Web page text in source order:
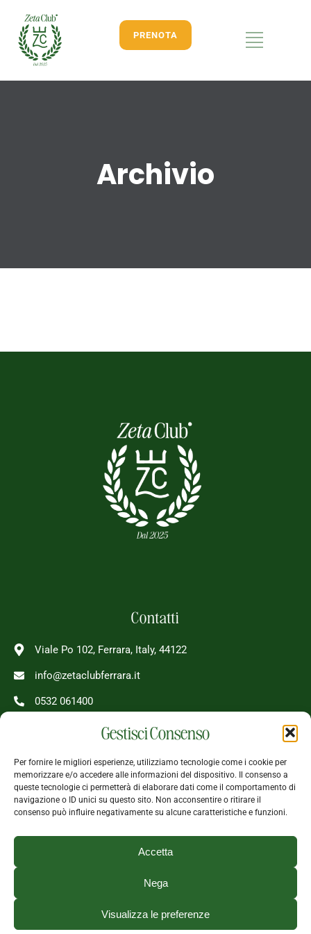
Gestisci Consenso
Per fornire le migliori esperienze, utilizziamo tecnologie come i cookie per
memorizzare e/o accedere alle informazioni del dispositivo. Il consenso a
queste tecnologie ci permetterà di elaborare dati come il comportamento di
navigazione o ID unici su questo sito. Non acconsentire o ritirare il
consenso può influire negativamente su alcune caratteristiche e funzioni.
Accetta
Nega
Visualizza le preferenze
PRENOTA
Archivio
Contatti
Viale Po 102, Ferrara, Italy, 44122
info@zetaclubferrara.it
0532 061400
08 - 24 Tutti i giorni
Seguici